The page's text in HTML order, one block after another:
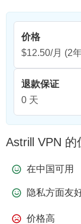
价格
$12.50/月 (2
退款保证
0 天
Astrill VPN 的
在中国可用
隐私方面友
价格高